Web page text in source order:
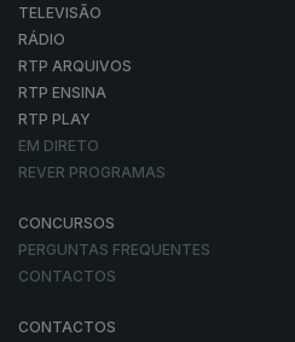
TELEVISÃO
RÁDIO
RTP ARQUIVOS
RTP ENSINA
RTP PLAY
EM DIRETO
REVER PROGRAMAS
CONCURSOS
PERGUNTAS FREQUENTES
CONTACTOS
CONTACTOS